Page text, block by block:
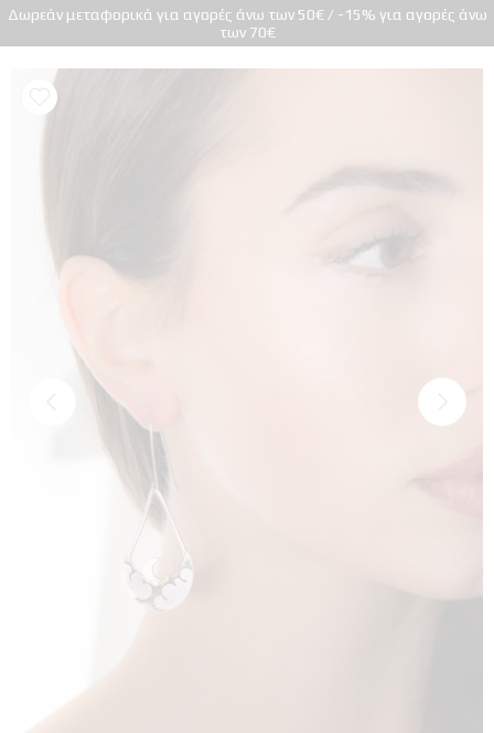
Δωρεάν μεταφορικά για αγορές άνω των 50€ / -15% για αγορές άνω
των 70€